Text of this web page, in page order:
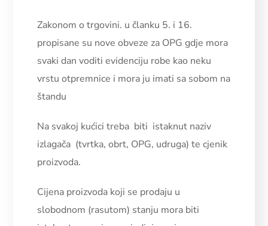
Zakonom o trgovini. u članku 5. i 16.
propisane su nove obveze za OPG gdje mora
svaki dan voditi evidenciju robe kao neku
vrstu otpremnice i mora ju imati sa sobom na
štandu
Na svakoj kućici treba biti istaknut naziv
izlagača (tvrtka, obrt, OPG, udruga) te cjenik
proizvoda.
Cijena proizvoda koji se prodaju u
slobodnom (rasutom) stanju mora biti